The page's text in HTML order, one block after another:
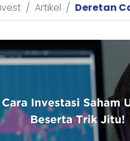
Artikel Deretan